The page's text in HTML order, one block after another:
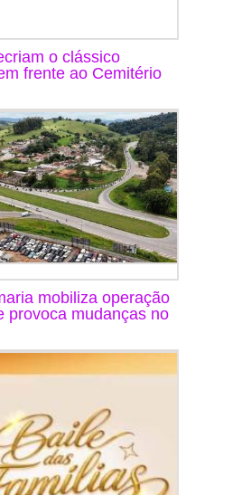
o clássico
frente ao Cemitério
mobiliza operação
provoca mudanças no